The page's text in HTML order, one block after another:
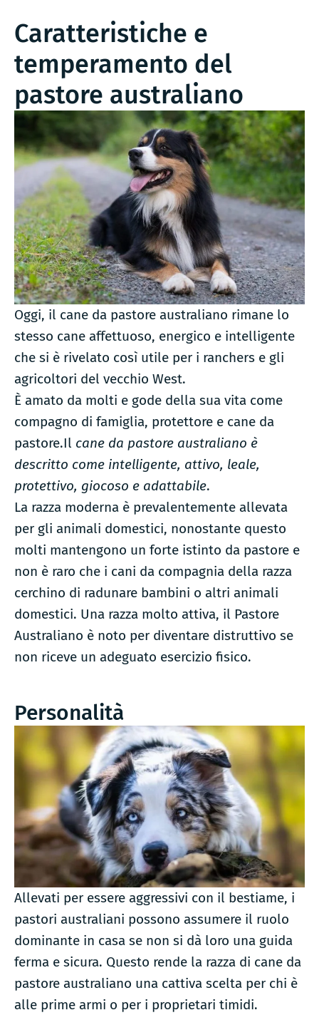
Caratteristiche e
temperamento del
pastore australiano
Oggi, il cane da pastore australiano rimane lo
stesso cane affettuoso, energico e intelligente
che si è rivelato così utile per i ranchers e gli
agricoltori del vecchio West.
È amato da molti e gode della sua vita come
compagno di famiglia, protettore e cane da
pastore.Il cane da pastore australiano è
descritto come intelligente, attivo, leale,
protettivo, giocoso e adattabile.
La razza moderna è prevalentemente allevata
per gli animali domestici, nonostante questo
molti mantengono un forte istinto da pastore e
non è raro che i cani da compagnia della razza
cerchino di radunare bambini o altri animali
domestici. Una razza molto attiva, il Pastore
Australiano è noto per diventare distruttivo se
non riceve un adeguato esercizio fisico.
Personalità
Allevati per essere aggressivi con il bestiame, i
pastori australiani possono assumere il ruolo
dominante in casa se non si dà loro una guida
ferma e sicura. Questo rende la razza di cane da
pastore australiano una cattiva scelta per chi è
alle prime armi o per i proprietari timidi.